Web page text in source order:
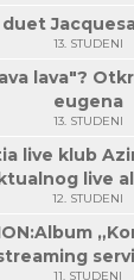
13. STUDENI
lava"?
eugena
13. STUDENI
live klub
live
12. STUDENI
11. STUDENI